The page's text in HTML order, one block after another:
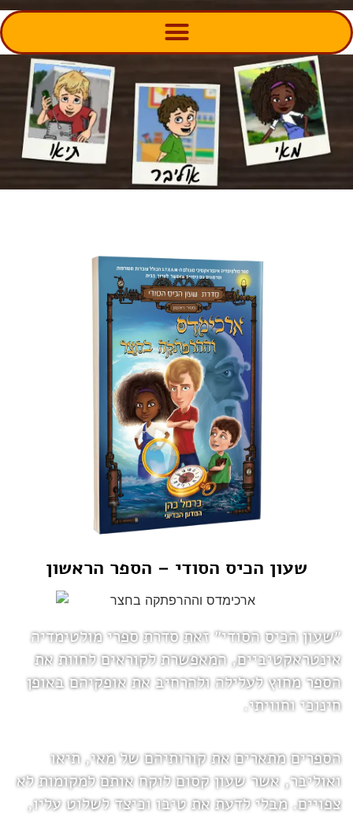
שעון הכיס הסודי – הספר הראשון
אינטראקטיביים, המאפשרת לקוראים לחוות את
חינוכי וחוויתי.
ואוליבר, אשר שעון קסום לוקח אותם למקומות לא